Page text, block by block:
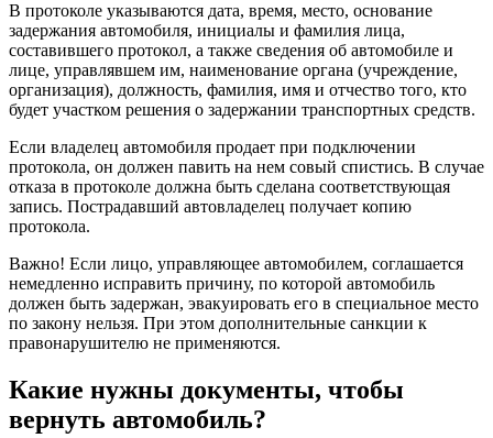
В протоколе указываются дата, время, место, основание
задержания автомобиля, инициалы и фамилия лица,
составившего протокол, а также сведения об автомобиле и
лице, управлявшем им, наименование органа (учреждение,
организация), должность, фамилия, имя и отчество того, кто
будет участком решения о задержании транспортных средств.
Если владелец автомобиля продает при подключении
протокола, он должен павить на нем совый спистись. В случае
отказа в протоколе должна быть сделана соответствующая
запись. Пострадавший автовладелец получает копию
протокола.
Важно! Если лицо, управляющее автомобилем, соглашается
немедленно исправить причину, по которой автомобиль
должен быть задержан, эвакуировать его в специальное место
по закону нельзя. При этом дополнительные санкции к
правонарушителю не применяются.
Какие нужны документы, чтобы
вернуть автомобиль?